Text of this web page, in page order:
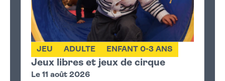
Jeux libres et jeux de cirque
JEU ADULTE ENFANT 0-3 ANS
Le 11 août 2026